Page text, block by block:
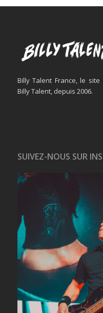
Billy Talent France, le
Billy Talent, depuis 2006.
SUIVEZ-NOUS SUR